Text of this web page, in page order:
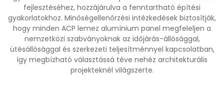
fejlesztéséhez, hozzájárulva a fenntartható építési
gyakorlatokhoz. Minőségellenőrzési intézkedések biztosítják,
hogy minden ACP lemez alumínium panel megfeleljen a
nemzetközi szabványoknak az időjárás-állósággal,
ütésállósággal és szerkezeti teljesítménnyel kapcsolatban,
így megbízható választássá téve nehéz architekturális
projekteknél világszerte.